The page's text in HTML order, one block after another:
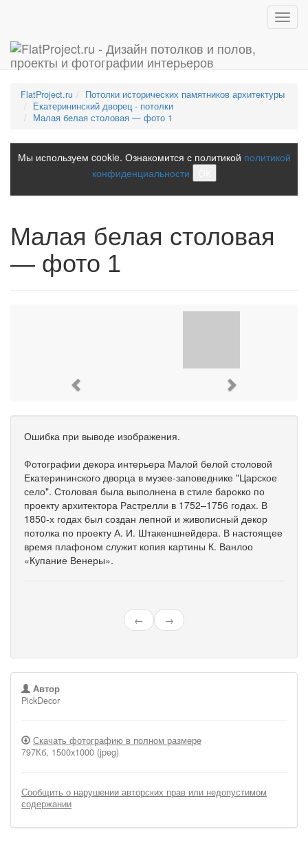
FlatProject.ru
Потолки исторических памятников архитектуры
Екатерининский дворец - потолки
Малая белая столовая — фото 1
Мы используем cookie. Ознакомится с политикой политикой
конфиденциальности
Малая белая столовая
— фото 1
Ошибка при выводе изображения.
Фотографии декора интерьера Малой белой столовой
Екатерининского дворца в музее-заповеднике "Царское
село". Столовая была выполнена в стиле барокко по
проекту архитектора Растрелли в 1752–1756 годах. В
1850-х годах был создан лепной и живописный декор
потолка по проекту А. И. Штакеншнейдера. В настоящее
время плафоном служит копия картины К. Ванлоо
«Купание Венеры».
← →
Автор
PickDecor
Скачать фотографию в полном размере
797Кб, 1500x1000 (jpeg)
Сообщить о нарушении авторских прав или недопустимом
содержании